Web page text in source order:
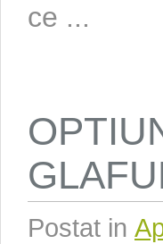
ce ...
Postat in